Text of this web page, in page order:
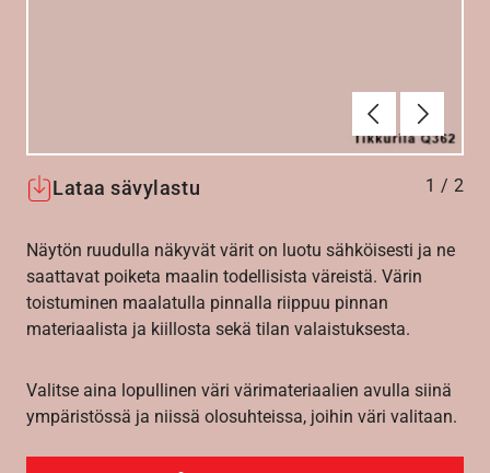
Edellinen
Lataa sävylastu 1 / 2
Näytön ruudulla näkyvät värit on luotu sähköisesti ja ne
saattavat poiketa maalin todellisista väreistä. Värin
toistuminen maalatulla pinnalla riippuu pinnan
materiaalista ja kiillosta sekä tilan valaistuksesta.
Valitse aina lopullinen väri värimateriaalien avulla siinä
ympäristössä ja niissä olosuhteissa, joihin väri valitaan.